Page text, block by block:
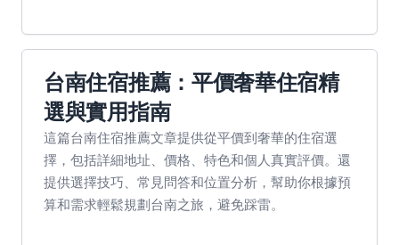
台南住宿推薦：平價奢華住宿精
選與實用指南
這篇台南住宿推薦文章提供從平價到奢華的住宿選
擇，包括詳細地址、價格、特色和個人真實評價。還
提供選擇技巧、常見問答和位置分析，幫助你根據預
算和需求輕鬆規劃台南之旅，避免踩雷。